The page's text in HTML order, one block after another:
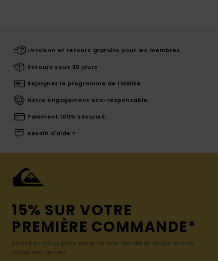
Livraison et retours gratuits pour les membres
Retours sous 30 jours
Rejoignez le programme de fidélité
Notre engagement eco-responsable
Paiement 100% sécurisé
Besoin d'aide ?
15% SUR VOTRE
PREMIÈRE COMMANDE*
Abonnez-vous pour recevoir nos dernières actus et nos
offres exclusives.